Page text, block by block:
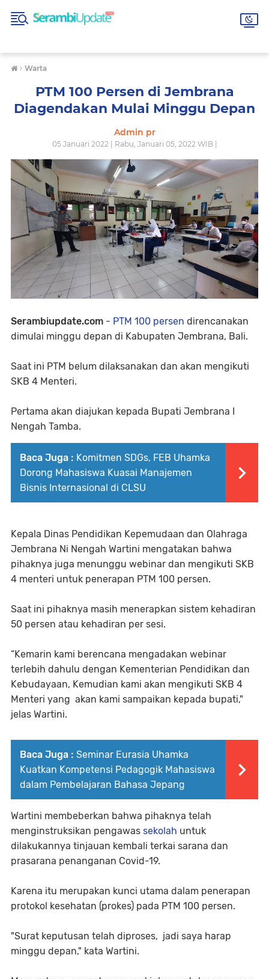
› Warta
PTM 100 Persen di Jembrana
Diagendakan Mulai Minggu Depan
Admin pr
05 Januari 2022 | Rabu, Januari 05, 2022 WIB |
Serambiupdate.com - PTM 100 persen direncanakan
dimulai minggu depan di Kabupaten Jembrana, Bali.
Saat ini PTM belum dilaksanakan dan akan mengikuti
SKB 4 Menteri.
Pertama akan diajukan kepada Bupati Jembrana I
Nengah Tamba.
Baca Juga : Komitmen SDGs, FEB Uhamka
Dorong Mahasiswa Kuasai Manajemen
Bisnis Internasional di CLSU
Kepala Dinas Pendidikan Kepemudaan dan Olahraga
Jembrana Ni Nengah Wartini mengatakan bahwa
pihaknya juga menunggu webinar dan mengikuti SKB
4 menteri untuk penerapan PTM 100 persen.
Saat ini pihaknya masih menerapkan sistem kehadiran
50 persen atau kehadiran per sesi.
“Kemarin kami berencana mengadakan webinar
terlebih dahulu dengan Kementerian Pendidikan dan
Kebudayaan, Kemudian kami akan mengikuti SKB 4
Menteri yang akan kami sampaikan kepada bupati,"
jelas Wartini.
Baca Juga : Seminar Eurasia Uhamka
Kuatkan Kompetensi Pedagogik Mahasiswa
dalam Pembelajaran Bahasa Jepang
Wartini membeberkan bahwa pihaknya telah
menginstruksikan pengawas sekolah untuk
dilakukannya tinjauan kembali terkai sarana dan
prasarana penanganan Covid-19.
Karena itu merupakan kunci utama dalam penerapan
protokol kesehatan (prokes) pada PTM 100 persen.
"Surat keputusan telah diproses, jadi saya harap
minggu depan," kata Wartini.